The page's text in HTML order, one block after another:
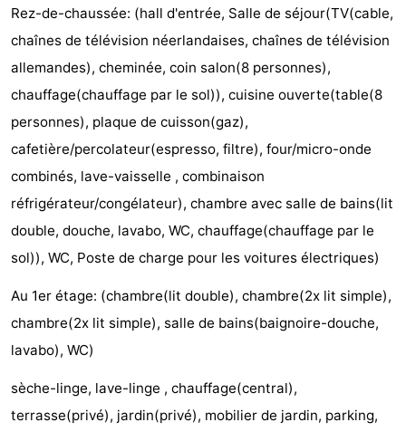
't
Eibernest
-
't
Hoogelandt
-
Beach
Park
Texel
-
Buytenveldt
-
De
Krim
-
EuroParcs
Texel
-
Kustpark
Texel
-
Sluftervallei
-
Strandhuys
Residentie
Villapark
Hôtels
Rez-de-chaussée: (hall d'entrée, Salle de séjour(TV(cable,
chaînes de télévision néerlandaises, chaînes de télévision
allemandes), cheminée, coin salon(8 personnes),
chauffage(chauffage par le sol)), cuisine ouverte(table(8
personnes), plaque de cuisson(gaz),
cafetière/percolateur(espresso, filtre), four/micro-onde
combinés, lave-vaisselle , combinaison
réfrigérateur/congélateur), chambre avec salle de bains(lit
double, douche, lavabo, WC, chauffage(chauffage par le
sol)), WC, Poste de charge pour les voitures électriques)
Au 1er étage: (chambre(lit double), chambre(2x lit simple),
chambre(2x lit simple), salle de bains(baignoire-douche,
lavabo), WC)
sèche-linge, lave-linge , chauffage(central),
terrasse(privé), jardin(privé), mobilier de jardin, parking,